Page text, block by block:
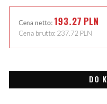
Cena netto: 193.27 PLN
Cena brutto: 237.72 PLN
DO